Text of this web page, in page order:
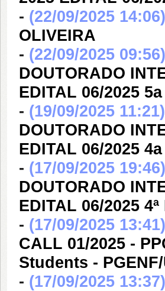
- (22/09/2025 14:06)
OLIVEIRA
- (22/09/2025 09:56)
DOUTORADO
EDITAL 06/2025
- (19/09/2025 11:21)
DOUTORADO
EDITAL 06/2025
- (17/09/2025 19:46)
DOUTORADO
EDITAL 06/2025
- (17/09/2025 13:41)
CALL 01/2025 -
Students -
- (17/09/2025 13:37)